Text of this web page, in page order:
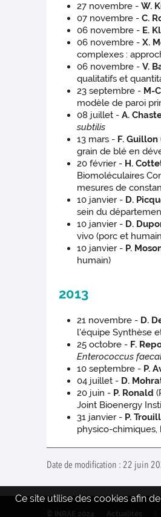
27 novembre -W.
07 novembre -C.
06 novembre - E.
06 novembre -X.
complexes :
06 novembre -V.
qualitatifs et
23 septembre - M-
modèle de paroi
08 juillet -A.
subtilis
13 mars - F. Guillon
grain de blé en
20 février - H.
Biomoléculaires
mesures de
10 janvier - D.
sein du
10 janvier - D.
vivo (porc et
10 janvier - P.
humain)
2013
21 novembre - D.
l'équipe Synthèse
25 octobre - F.
Enterococcus
10 septembre - P.
04 juillet - D.
20 juin - P. Ronald
Joint Bioenergy
31 janvier - P.
physico-
Date de modification : 22 juin
Ce site utilise des cookies afin